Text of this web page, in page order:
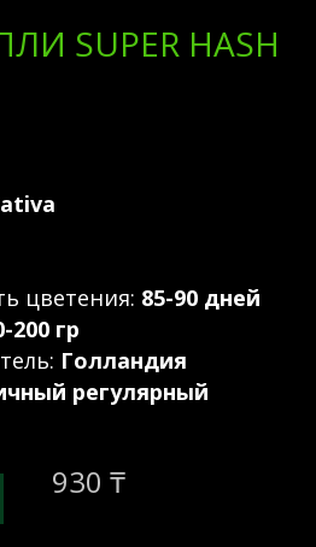
SUPER HASH
цветения: 85-90 дней
200 гр
Голландия
регулярный
930 ₸